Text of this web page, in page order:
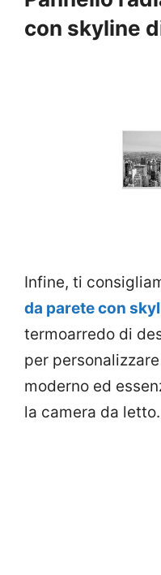
con skyline
Infine, ti
da parete con
termoarredo di
per
moderno ed
la camera da letto.